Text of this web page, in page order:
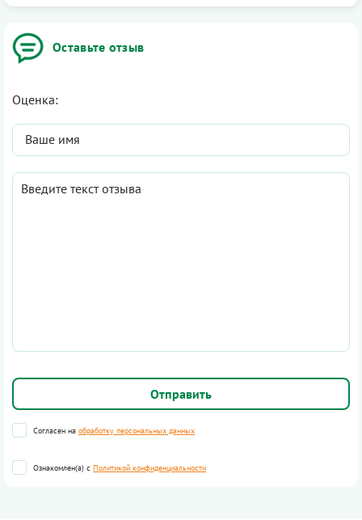
Оставьте отзыв
Оценка:
Согласен на обработку персональных данных
Ознакомлен(а) с Политикой конфиденциальности